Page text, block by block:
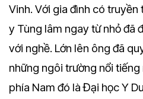
Vinh. Với gia đình có
y Tùng lâm ngay từ nhỏ đã
với nghề. Lớn lên ông đã
những ngôi trường nổi
phía Nam đó là Đại học Y